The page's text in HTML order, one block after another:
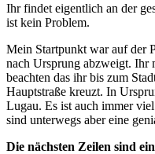
Ihr findet eigentlich an der
ist kein Problem.
Mein Startpunkt war auf der
nach Ursprung abzweigt. Ihr
beachten das ihr bis zum
Hauptstraße kreuzt. In
Lugau. Es ist auch immer
sind unterwegs aber eine
Die nächsten Zeilen sind